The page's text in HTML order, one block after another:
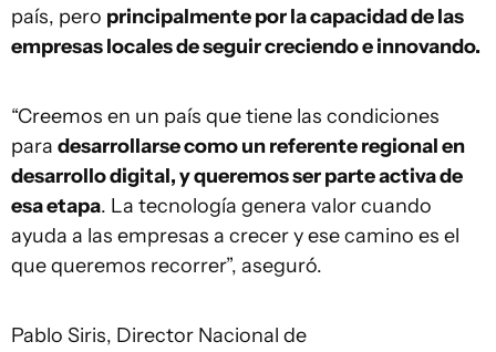
país, pero principalmente por la capacidad de las
empresas locales de seguir creciendo e innovando.
“Creemos en un país que tiene las condiciones
para desarrollarse como un referente regional en
desarrollo digital, y queremos ser parte activa de
esa etapa. La tecnología genera valor cuando
ayuda a las empresas a crecer y ese camino es el
que queremos recorrer”, aseguró.
Pablo Siris, Director Nacional de